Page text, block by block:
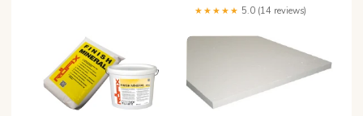
★★★★★ 5.0 (14 reviews)